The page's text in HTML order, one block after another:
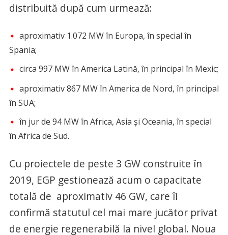
distribuită după cum urmează:
aproximativ 1.072 MW în Europa, în special în
Spania;
circa 997 MW în America Latină, în principal în Mexic;
aproximativ 867 MW în America de Nord, în principal
în SUA;
în jur de 94 MW în Africa, Asia și Oceania, în special
în Africa de Sud.
Cu proiectele de peste 3 GW construite în
2019, EGP gestionează acum o capacitate
totală de aproximativ 46 GW, care îi
confirmă statutul cel mai mare jucător privat
de energie regenerabilă la nivel global. Noua